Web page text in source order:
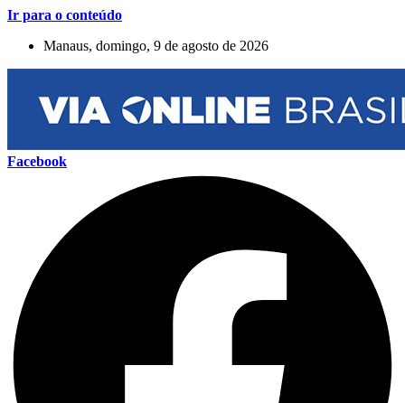
Ir para o conteúdo
Manaus, domingo, 9 de agosto de 2026
Facebook